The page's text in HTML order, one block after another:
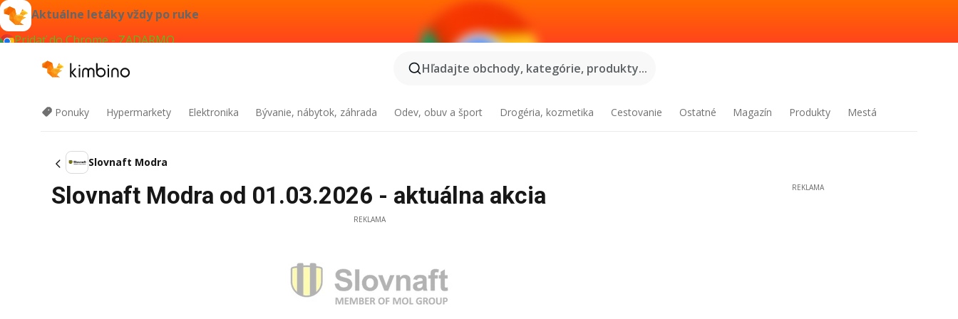
Aktuálne letáky vždy po ruke
Pridať do Chrome - ZADARMO
Hľadajte obchody, kategórie, produkty...
Ponuky Hypermarkety Elektronika Bývanie, nábytok, záhrada Odev, obuv a šport Drogéria, kozmetika Cestovanie Ostatné Magazín Produkty Mestá
Slovnaft Modra
Slovnaft Modra od 01.03.2026 - aktuálna akcia
REKLAMA
REKLAMA